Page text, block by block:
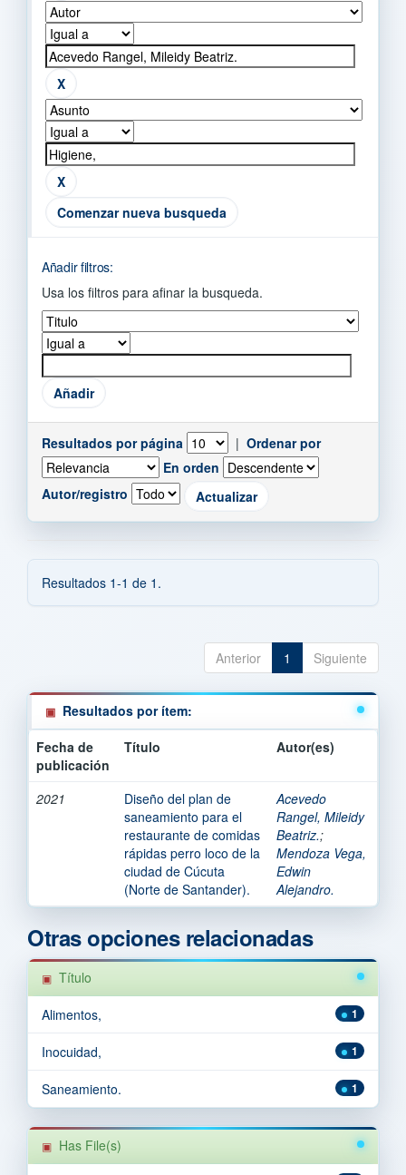
Comenzar nueva busqueda
Añadir filtros:
Usa los filtros para afinar la busqueda.
Resultados por página | Ordenar por
En orden
Autor/registro
Resultados 1-1 de 1.
Anterior 1 Siguiente
Resultados por ítem:
Fecha de
publicación
Título Autor(es)
2021
Diseño del plan de
saneamiento para el
restaurante de comidas
rápidas perro loco de la
ciudad de Cúcuta
(Norte de Santander).
Acevedo
Rangel, Mileidy
Beatriz.;
Mendoza Vega,
Edwin
Alejandro.
Otras opciones relacionadas
Título
1
Alimentos,
1
Inocuidad,
1
Saneamiento.
Has File(s)